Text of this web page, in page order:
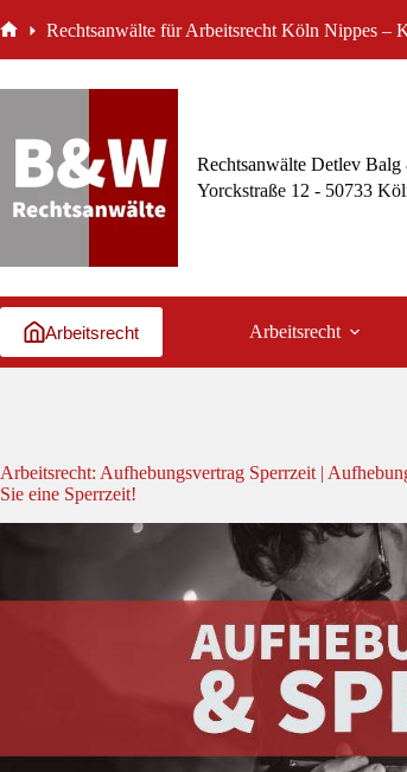
Inhalt Rechtsanwälte für Arbeitsrecht Köln Nippes –
Rechtsanwälte Detlev
Yorckstraße 12 - 50733
Arbeitsrecht Arbeitsrecht
Arbeitsrecht: Aufhebungsvertrag Sperrzeit |
Sie eine Sperrzeit!